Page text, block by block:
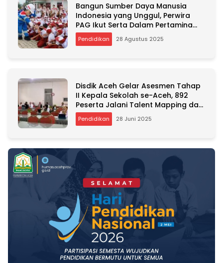
Bangun Sumber Daya Manusia
Indonesia yang Unggul, Perwira
PAG Ikut Serta Dalam Pertamina
Energi Negeri (PEN) 8.0
Pendidikan 28 Agustus 2025
Disdik Aceh Gelar Asesmen Tahap
II Kepala Sekolah se-Aceh, 892
Peserta Jalani Talent Mapping dan
Wawancara
Pendidikan 28 Juni 2025